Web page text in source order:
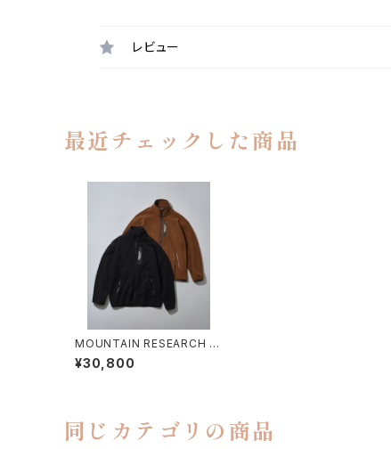
レビュー
最近チェックした商品
MOUNTAIN RESEARCH /
FOLKS JKT
¥30,800
同じカテゴリの商品